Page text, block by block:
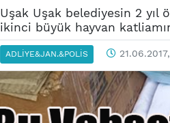
Uşak Uşak belediyesin 2 yıl
ikinci büyük hayvan
ADLIYE&JAN.&POLIS